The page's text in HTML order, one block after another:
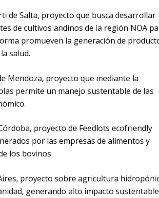
de Salta, proyecto que busca desarrollar
de cultivos andinos de la región NOA
promueven la generación de
salud.
Mendoza, proyecto que mediante la
permite un manejo sustentable de las
proyecto de Feedlots ecofriendly
por las empresas de alimentos y
los bovinos.
proyecto sobre agricultura
generando alto impacto